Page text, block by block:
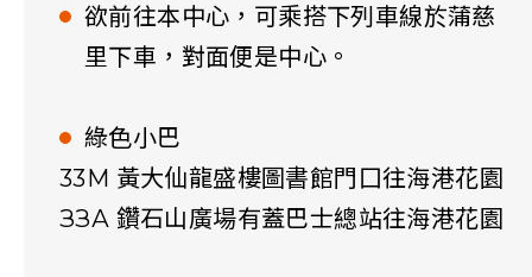
欲前往本中心，可乘搭下列車線於蒲慈
里下車，對面便是中心。
綠色小巴
33M 黃大仙龍盛樓圖書館門囗往海港花園
ЗЗА 鑽石山廣場有蓋巴士總站往海港花園